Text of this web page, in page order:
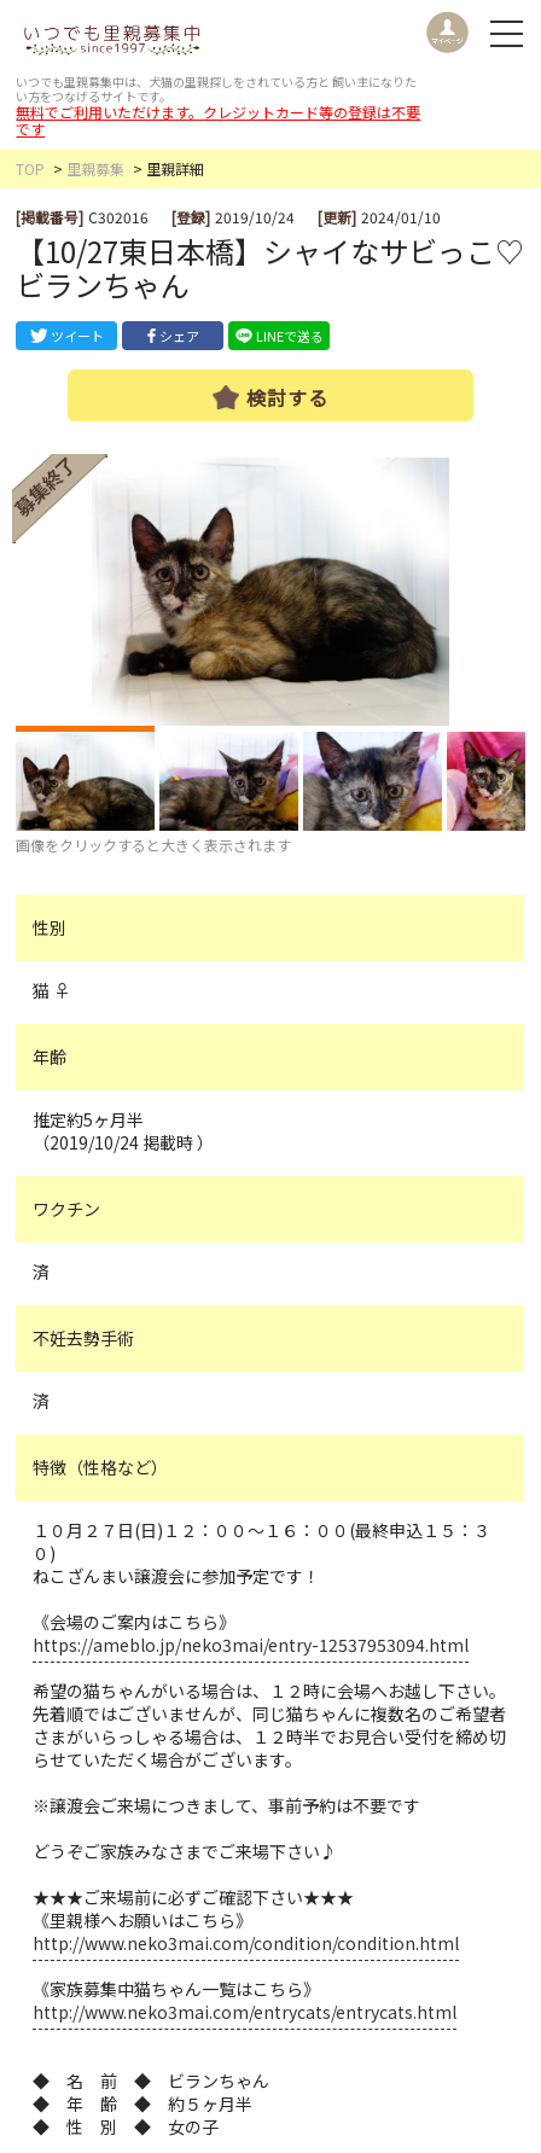
いつでも里親募集中は、犬猫の里親探しをされている方と 飼い主になりた
い方をつなげるサイトです。
無料でご利用いただけます。クレジットカード等の登録は不要
です
TOP
里親募集 里親詳細
[掲載番号] C302016 [登録] 2019/10/24 [更新] 2024/01/10
【10/27東日本橋】シャイなサビっこ♡
ビランちゃん
ツイート シェア LINEで送る
検討する
画像をクリックすると大きく表示されます
性別
猫 ♀
年齢
推定約5ヶ月半
（2019/10/24 掲載時 ）
ワクチン
済
不妊去勢手術
済
特徴（性格など）
１０月２７日(日)１２：００～１６：００(最終申込１５：３
０)
ねこざんまい譲渡会に参加予定です！
《会場のご案内はこちら》
https://ameblo.jp/neko3mai/entry-12537953094.html
希望の猫ちゃんがいる場合は、１２時に会場へお越し下さい。
先着順ではございませんが、同じ猫ちゃんに複数名のご希望者
さまがいらっしゃる場合は、１２時半でお見合い受付を締め切
らせていただく場合がございます。
※譲渡会ご来場につきまして、事前予約は不要です
どうぞご家族みなさまでご来場下さい♪
★★★ご来場前に必ずご確認下さい★★★
《里親様へお願いはこちら》
http://www.neko3mai.com/condition/condition.html
《家族募集中猫ちゃん一覧はこちら》
http://www.neko3mai.com/entrycats/entrycats.html
◆ 名 前 ◆ ビランちゃん
◆ 年 齢 ◆ 約５ヶ月半
◆ 性 別 ◆ 女の子